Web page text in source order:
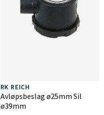
RK REICH
Avløpsbeslag ø25mm Sil
ø39mm